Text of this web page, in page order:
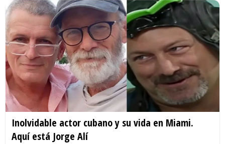
Inolvidable actor cubano y su vida en Miami.
Aquí está Jorge Alí